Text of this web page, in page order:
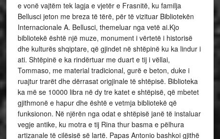
e vonë vajtëm tek lagja e vjetër e Frasnitë, ku familja
Bellusci jeton me breza të tërë, për të vizituar Bibliotekën
Internacionale A. Bellusci, themeluar nga vetë ai.Kjo
bibliotekë është një muze, monument i vërtetë i historisë
dhe kulturës shqiptare, që gjindet në shtëpinë ku ka lindur i
ati. Shtëpinë e ka rindërtuar me duart e tij i vëllai,
Tommaso, me material tradicional, gurë e beton, duke i
ruajtur trarët dhe dërrasat origjinale të shtëpisë. Biblioteka
ka më se 10000 libra në dy tre katet e shtëpisë, që mbetet
gjithmonë e hapur dhe është e vetmja bibliotekë që
funksionon. Në njërën nga odat e shtëpisë janë të instaluar
vegje antike, ku motra e tij Rina thur basma e pëlhura
artizanale të cilësisë së lartë. Papas Antonio bashkoi gjithë